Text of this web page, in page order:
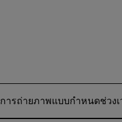
การถ่ายภาพแบบกำหนดช่วงเ